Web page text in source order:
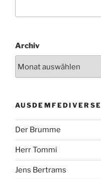
Archiv
AUSDEMFEDIVERSE
Der Brumme
Herr Tommi
Jens Bertrams